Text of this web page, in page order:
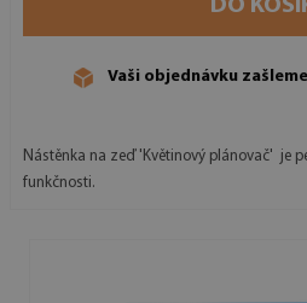
DO
Vaši objednávku
Nástěnka na zeď 'Květinový plánovač' je
funkčnosti.